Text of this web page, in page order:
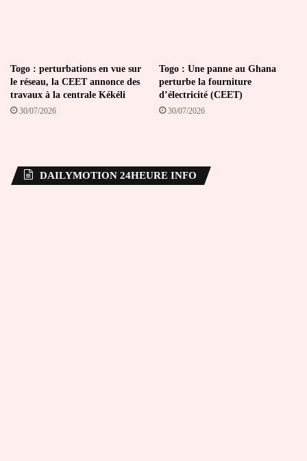
Togo : perturbations en vue sur
le réseau, la CEET annonce des
travaux à la centrale Kékéli
30/07/2026
Togo : Une panne au Ghana
perturbe la fourniture
d’électricité (CEET)
30/07/2026
DAILYMOTION 24HEURE INFO